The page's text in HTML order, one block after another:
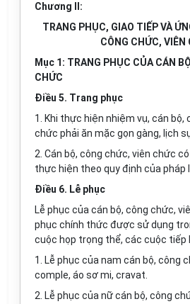
Chương II:
TRANG PHỤC, GIAO TIẾP VÀ
CÔNG CHỨC, VIÊN
Mục 1: TRANG PHỤC CỦA CÁN
CHỨC
Điều 5. Trang phục
1. Khi thực hiện nhiệm vụ, cán bộ,
chức phải ăn mặc gọn gàng, lịch
2. Cán bộ, công chức, viên chức
thực hiện theo quy định của pháp
Điều 6. Lễ phục
Lễ phục của cán bộ, công chức,
phục chính thức được sử dụng
cuộc họp trọng thể, các cuộc tiếp
1. Lễ phục của nam cán bộ, công
comple, áo sơ mi, cravat.
2. Lễ phục của nữ cán bộ, công